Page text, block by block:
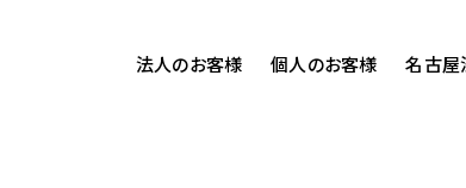
法人のお客様 個人のお客様 名古屋